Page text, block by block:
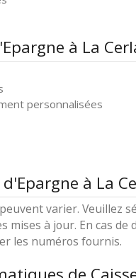
à La
personnalisées
à La
varier. Veuillez
à jour. En cas de
les numéros fournis.